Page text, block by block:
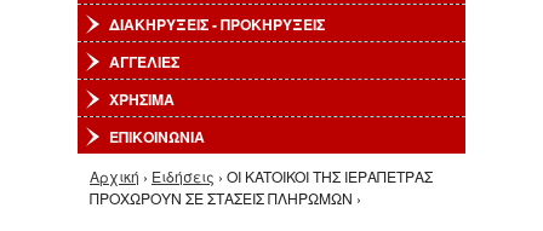
ΔΙΑΚΗΡΥΞΕΙΣ - ΠΡΟΚΗΡΥΞΕΙΣ
ΑΓΓΕΛΙΕΣ
ΧΡΗΣΙΜΑ
ΕΠΙΚΟΙΝΩΝΙΑ
Είστε εδώ
Αρχική › Ειδήσεις › OI KATOIKOI ΤΗΣ ΙΕΡΑΠΕΤΡΑΣ
ΠΡΟΧΩΡΟΥΝ ΣΕ ΣΤΑΣΕΙΣ ΠΛΗΡΩΜΩΝ ›